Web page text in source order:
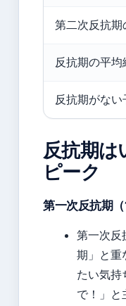
第二次反抗期
反抗期の平均
反抗期がない
反抗期は
ピーク
第一次反抗期
第一次反
期」と重
たい気持
で！」と